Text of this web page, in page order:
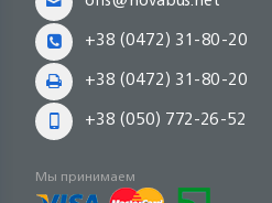
+38 (0472) 31-80-20
+38 (0472) 31-80-20
+38 (050) 772-26-52
Мы принимаем